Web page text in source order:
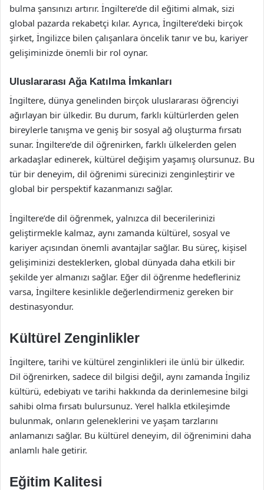
bulma şansınızı artırır. İngiltere’de dil eğitimi almak, sizi
global pazarda rekabetçi kılar. Ayrıca, İngiltere’deki birçok
şirket, İngilizce bilen çalışanlara öncelik tanır ve bu, kariyer
gelişiminizde önemli bir rol oynar.
Uluslararası Ağa Katılma İmkanları
İngiltere, dünya genelinden birçok uluslararası öğrenciyi
ağırlayan bir ülkedir. Bu durum, farklı kültürlerden gelen
bireylerle tanışma ve geniş bir sosyal ağ oluşturma fırsatı
sunar. İngiltere’de dil öğrenirken, farklı ülkelerden gelen
arkadaşlar edinerek, kültürel değişim yaşamış olursunuz. Bu
tür bir deneyim, dil öğrenimi sürecinizi zenginleştirir ve
global bir perspektif kazanmanızı sağlar.
İngiltere’de dil öğrenmek, yalnızca dil becerilerinizi
geliştirmekle kalmaz, aynı zamanda kültürel, sosyal ve
kariyer açısından önemli avantajlar sağlar. Bu süreç, kişisel
gelişiminizi desteklerken, global dünyada daha etkili bir
şekilde yer almanızı sağlar. Eğer dil öğrenme hedefleriniz
varsa, İngiltere kesinlikle değerlendirmeniz gereken bir
destinasyondur.
Kültürel Zenginlikler
İngiltere, tarihi ve kültürel zenginlikleri ile ünlü bir ülkedir.
Dil öğrenirken, sadece dil bilgisi değil, aynı zamanda İngiliz
kültürü, edebiyatı ve tarihi hakkında da derinlemesine bilgi
sahibi olma fırsatı bulursunuz. Yerel halkla etkileşimde
bulunmak, onların geleneklerini ve yaşam tarzlarını
anlamanızı sağlar. Bu kültürel deneyim, dil öğrenimini daha
anlamlı hale getirir.
Eğitim Kalitesi